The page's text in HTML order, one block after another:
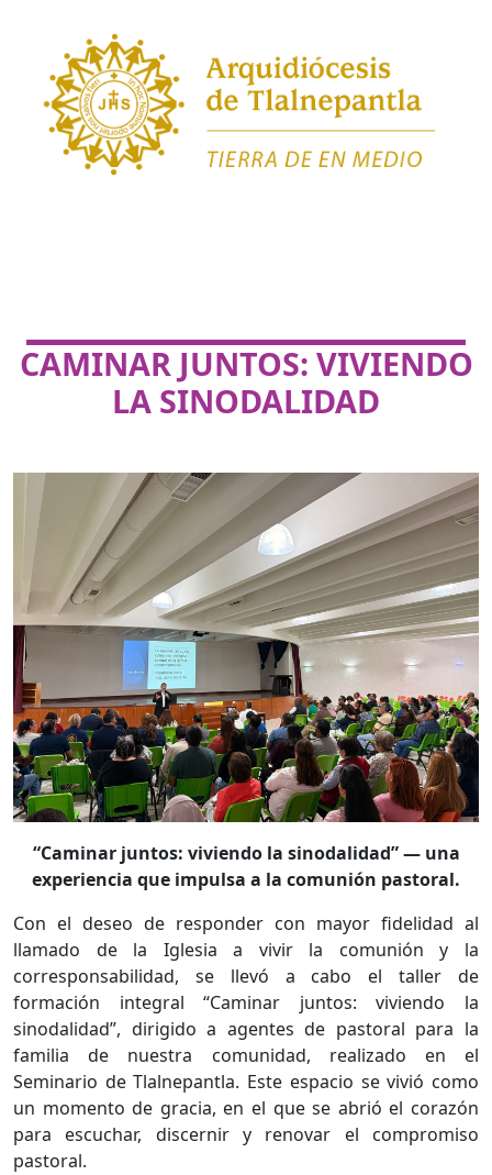
CAMINAR JUNTOS: VIVIENDO
LA SINODALIDAD
“Caminar juntos: viviendo la sinodalidad” — una
experiencia que impulsa a la comunión pastoral.
Con el deseo de responder con mayor fidelidad al
llamado de la Iglesia a vivir la comunión y la
corresponsabilidad, se llevó a cabo el taller de
formación integral “Caminar juntos: viviendo la
sinodalidad”, dirigido a agentes de pastoral para la
familia de nuestra comunidad, realizado en el
Seminario de Tlalnepantla. Este espacio se vivió como
un momento de gracia, en el que se abrió el corazón
para escuchar, discernir y renovar el compromiso
pastoral.